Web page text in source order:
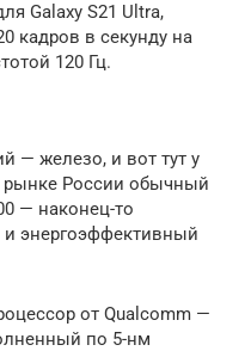
Galaxy S21 Ultra,
кадров в секунду на
120 Гц.
— железо, и вот тут у
рынке России обычный
— наконец-то
энергоэффективный
от Qualcomm —
по 5-нм